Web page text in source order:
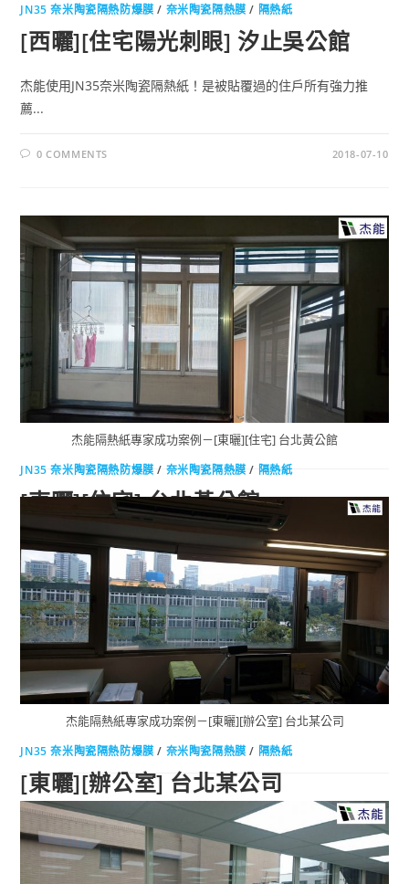
JN35 奈米陶瓷隔熱防爆膜 / 奈米陶瓷隔熱膜 / 隔熱紙
[西曬][住宅陽光刺眼] 汐止吳公館
杰能使用JN35奈米陶瓷隔熱紙！是被貼覆過的住戶所有強力推
薦...
0 COMMENTS 2018-07-10
杰能隔熱紙專家成功案例－[東曬][住宅] 台北黃公館
JN35 奈米陶瓷隔熱防爆膜 / 奈米陶瓷隔熱膜 / 隔熱紙
[東曬][住宅] 台北黃公館
杰能JN35奈米陶瓷隔熱紙！ 內部清晰、外部隱蔽、超優質感！...
0 COMMENTS 2018-07-10
杰能隔熱紙專家成功案例－[東曬][辦公室] 台北某公司
JN35 奈米陶瓷隔熱防爆膜 / 奈米陶瓷隔熱膜 / 隔熱紙
[東曬][辦公室] 台北某公司
杰能JN35奈米陶瓷隔熱紙＂超優質感＂！清晰視野、柔和光
線、...